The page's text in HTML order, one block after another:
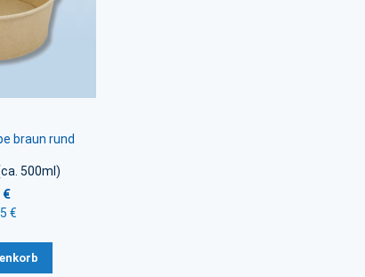
braun rund
500ml)
€
€